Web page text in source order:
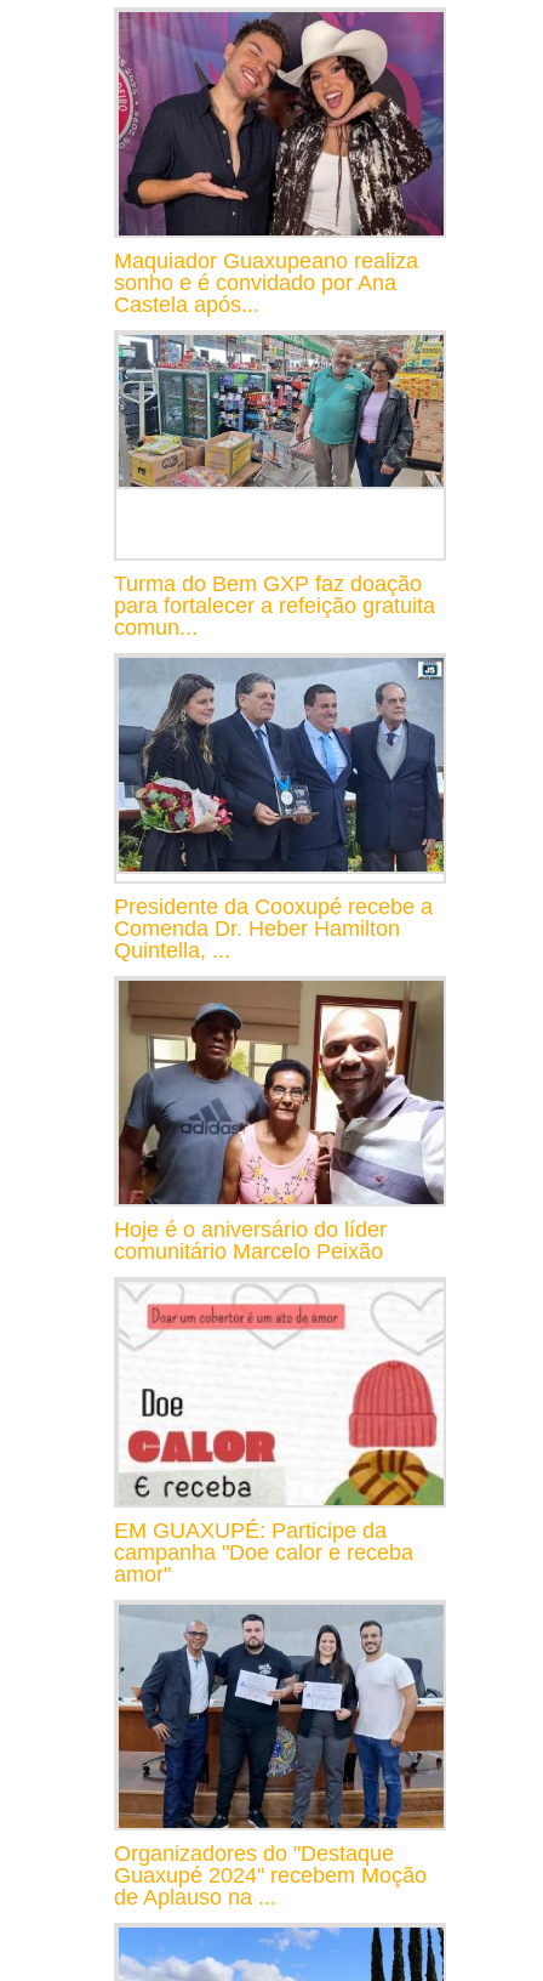
Maquiador Guaxupeano realiza
sonho e é convidado por Ana
Castela após...
Turma do Bem GXP faz doação
para fortalecer a refeição gratuita
comun...
Presidente da Cooxupé recebe a
Comenda Dr. Heber Hamilton
Quintella, ...
Hoje é o aniversário do líder
comunitário Marcelo Peixão
EM GUAXUPÉ: Participe da
campanha "Doe calor e receba
amor"
Organizadores do "Destaque
Guaxupé 2024" recebem Moção
de Aplauso na ...